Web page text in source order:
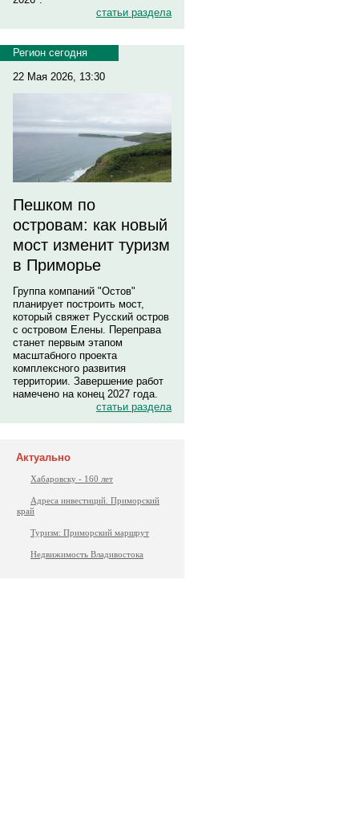
статьи раздела
Регион сегодня
22 Мая 2026, 13:30
Пешком по
островам: как новый
мост изменит туризм
в Приморье
Группа компаний "Остов"
планирует построить мост,
который свяжет Русский остров
с островом Елены. Переправа
станет первым этапом
масштабного проекта
комплексного развития
территории. Завершение работ
намечено на конец 2027 года.
статьи раздела
Актуально
Хабаровску - 160 лет
Адреса инвестиций. Приморский
край
Туризм: Приморский маршрут
Недвижимость Владивостока